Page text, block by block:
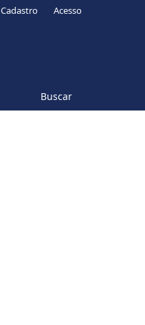
Buscar
Cadastro Acesso